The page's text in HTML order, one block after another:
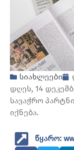
სიახლეები
დღეს, 14
სავაჭრო
იქნება.
წყარო: